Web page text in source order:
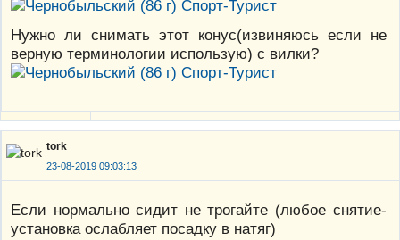
Нужно ли снимать этот конус(извиняюсь если не
верную терминологии использую) с вилки?
tork
23-08-2019 09:03:13
Если нормально сидит не трогайте (любое снятие-
установка ослабляет посадку в натяг)